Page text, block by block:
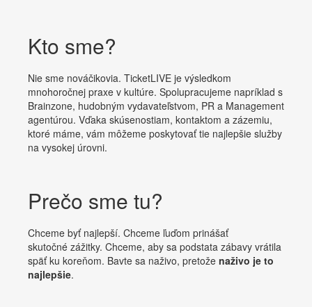
Kto sme?
Nie sme nováčikovia. TicketLIVE je výsledkom
mnohoročnej praxe v kultúre. Spolupracujeme napríklad s
Brainzone, hudobným vydavateľstvom, PR a Management
agentúrou. Vďaka skúsenostiam, kontaktom a zázemiu,
ktoré máme, vám môžeme poskytovať tie najlepšie služby
na vysokej úrovni.
Prečo sme tu?
Chceme byť najlepší. Chceme ľuďom prinášať
skutočné zážitky. Chceme, aby sa podstata zábavy vrátila
späť ku koreňom. Bavte sa naživo, pretože naživo je to
najlepšie.